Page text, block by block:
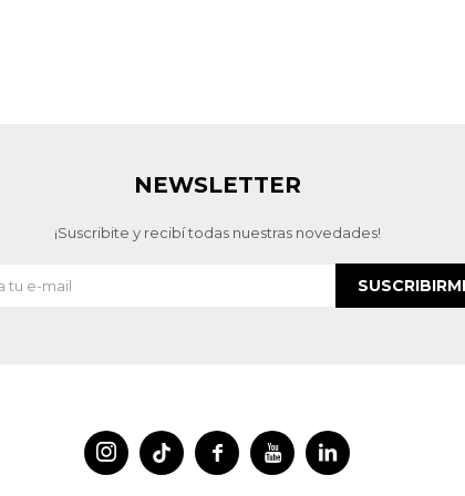
 
 
NEWSLETTER
¡Suscribite y recibí todas nuestras novedades!